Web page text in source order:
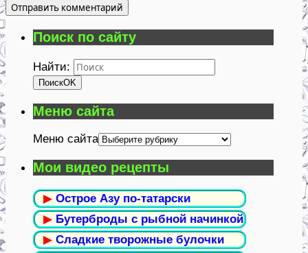
Поиск по сайту
Найти:
ПоискOK
Меню сайта
Меню сайта
Мои видео рецепты
▶ Острое Азу по-татарски
▶ Бутерброды с рыбной начинкой
▶ Сладкие творожные булочки